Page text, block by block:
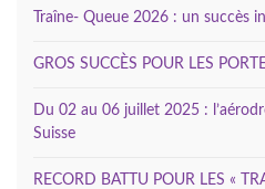
Traîne- Queue 2026 : un succès
GROS SUCCÈS POUR LES
Du 02 au 06 juillet 2025 :
Suisse
RECORD BATTU POUR LES «